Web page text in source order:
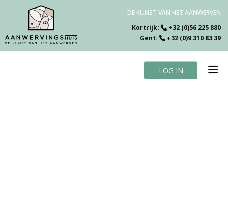
DE KUNST VAN HET AANWERVEN
Kortrijk:
+32 (0)56 225 880
Gent:
+32 (0)9 310 83 39
LOG IN